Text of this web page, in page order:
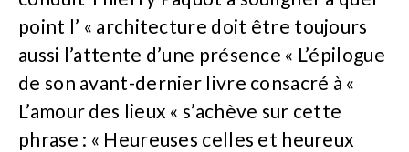
point l’ « architecture doit être toujours
aussi l’attente d’une présence « L’épilogue
de son avant-dernier livre consacré à «
L’amour des lieux « s’achève sur cette
phrase : « Heureuses celles et heureux